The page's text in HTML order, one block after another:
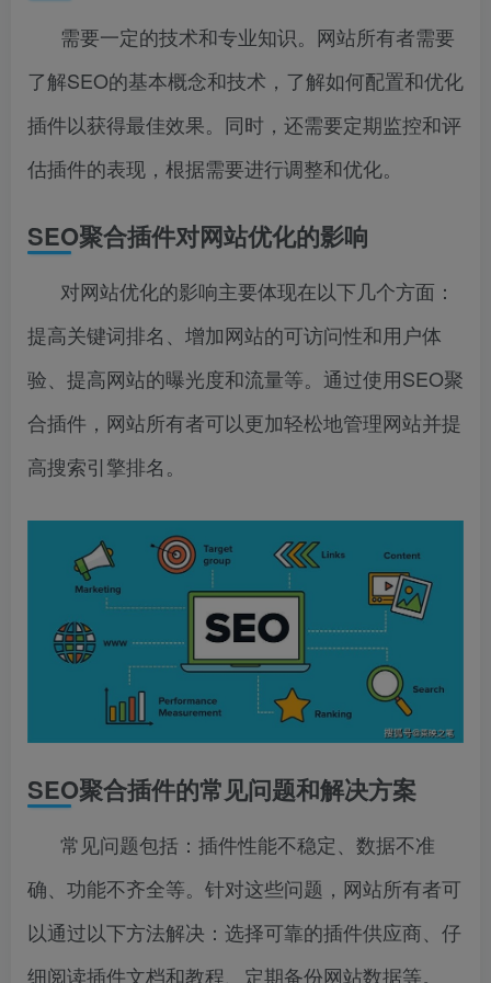
需要一定的技术和专业知识。网站所有者需要
了解SEO的基本概念和技术，了解如何配置和优化
插件以获得最佳效果。同时，还需要定期监控和评
估插件的表现，根据需要进行调整和优化。
SEO聚合插件对网站优化的影响
对网站优化的影响主要体现在以下几个方面：
提高关键词排名、增加网站的可访问性和用户体
验、提高网站的曝光度和流量等。通过使用SEO聚
合插件，网站所有者可以更加轻松地管理网站并提
高搜索引擎排名。
SEO聚合插件的常见问题和解决方案
常见问题包括：插件性能不稳定、数据不准
确、功能不齐全等。针对这些问题，网站所有者可
以通过以下方法解决：选择可靠的插件供应商、仔
细阅读插件文档和教程、定期备份网站数据等。